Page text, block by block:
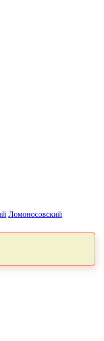
Ломоносовский